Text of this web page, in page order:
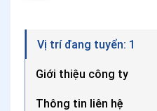
Vị trí đang tuyển: 1
Giới thiệu công ty
Thông tin liên hệ